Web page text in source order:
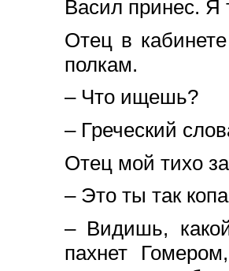
Васил принес.
Отец в
полкам.
– Что ищешь?
– Греческий
Отец мой тихо
– Это ты так
– Видишь,
пахнет